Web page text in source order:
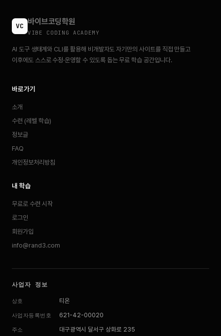
VC 바이브코딩학원
VIBE CODING ACADEMY
AI 도구 생태계와 CLI를 활용해 비개발자도 자기만의 사이트를 직접 만들고
이후에도 스스로 수정·운영할 수 있도록 돕는 무료 학습 공간입니다.
바로가기
소개
수련 (레벨 학습)
정보글
FAQ
개인정보처리방침
내 학습
무료로 수련 시작
로그인
회원가입
info@rand3.com
사업자 정보
상호 티온
사업자등록번호 621-42-00020
주소 대구광역시 달서구 상화로 235